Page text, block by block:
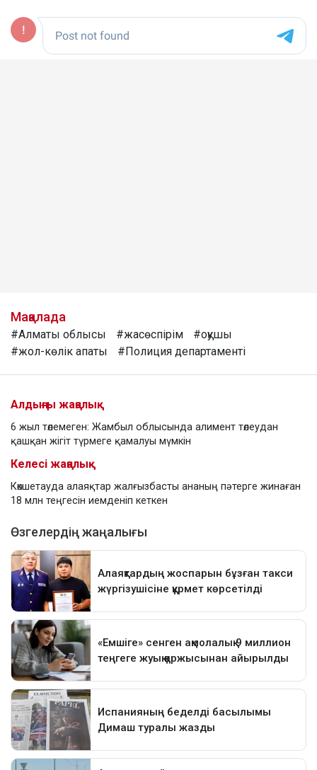
Мақалада
#Алматы облысы #жасөспірім
#оқушы
#жол-көлік апаты
#Полиция департаменті
Алдыңғы жаңалық
6 жыл төлемеген: Жамбыл облысында алимент төлеудан
қашқан жігіт түрмеге қамалуы мүмкін
Келесі жаңалық
Көкшетауда алаяқтар жалғызбасты ананың пәтерге жинаған
18 млн теңгесін иемденіп кеткен